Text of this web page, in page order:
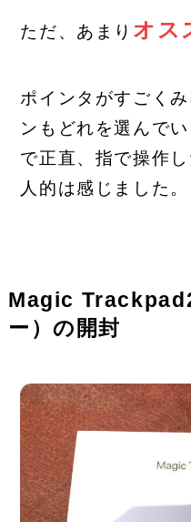
ただ、あまり オス
ポインタがすごく
ンもどれを選んで
で正直、指で操作
人的は感じました。
Magic
ー）の開封